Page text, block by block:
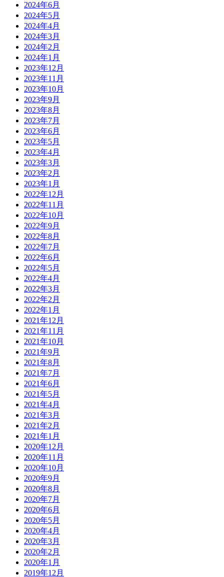
2024年6月
2024年5月
2024年4月
2024年3月
2024年2月
2024年1月
2023年12月
2023年11月
2023年10月
2023年9月
2023年8月
2023年7月
2023年6月
2023年5月
2023年4月
2023年3月
2023年2月
2023年1月
2022年12月
2022年11月
2022年10月
2022年9月
2022年8月
2022年7月
2022年6月
2022年5月
2022年4月
2022年3月
2022年2月
2022年1月
2021年12月
2021年11月
2021年10月
2021年9月
2021年8月
2021年7月
2021年6月
2021年5月
2021年4月
2021年3月
2021年2月
2021年1月
2020年12月
2020年11月
2020年10月
2020年9月
2020年8月
2020年7月
2020年6月
2020年5月
2020年4月
2020年3月
2020年2月
2020年1月
2019年12月